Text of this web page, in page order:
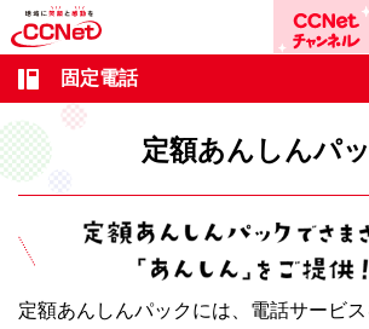
固定電話
定額あんしんパ
定額あんしんパックには、電話サービ